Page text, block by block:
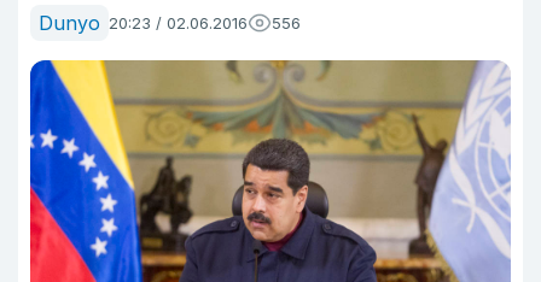
Dunyo 20:23 / 02.06.2016 556